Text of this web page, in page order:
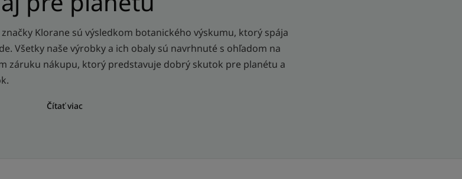
Klorane sú výsledkom botanického výskumu, ktorý spája
Všetky naše výrobky a ich obaly sú navrhnuté s ohľadom na
záruku nákupu, ktorý predstavuje dobrý skutok pre planétu a
Čítať viac